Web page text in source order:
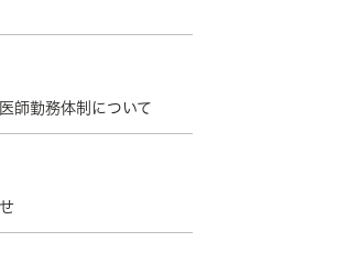
師勤務体制について